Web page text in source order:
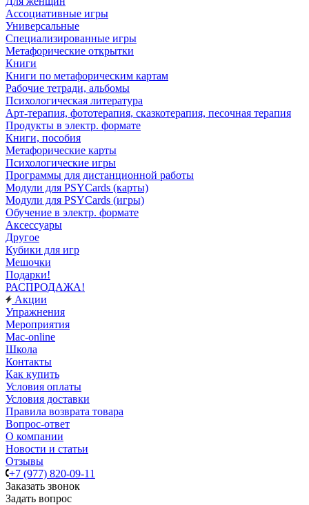
Ассоциативные игры
Универсальные
Специализированные игры
Метафорические открытки
Книги
Книги по метафорическим картам
Рабочие тетради, альбомы
Психологическая литература
Арт-терапия, фототерапия, сказкотерапия, песочная терапия
Продукты в электр. формате
Книги, пособия
Метафорические карты
Психологические игры
Программы для дистанционной работы
Модули для PSYCards (карты)
Модули для PSYCards (игры)
Обучение в электр. формате
Аксессуары
Другое
Кубики для игр
Мешочки
Подарки!
РАСПРОДАЖА!
Акции
Упражнения
Мероприятия
Mac-online
Школа
Контакты
Как купить
Условия оплаты
Условия доставки
Правила возврата товара
Вопрос-ответ
О компании
Новости и статьи
Отзывы
+7 (977) 820-09-11
Заказать звонок
Задать вопрос